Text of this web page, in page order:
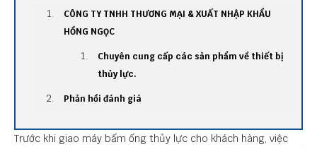
CÔNG TY TNHH THƯƠNG MẠI & XUẤT NHẬP KHẨU
HỒNG NGỌC
Chuyên cung cấp các sản phẩm về thiết bị
thủy lực.
Phản hồi đánh giá
Trước khi giao máy bấm ống thủy lực cho khách hàng, việc